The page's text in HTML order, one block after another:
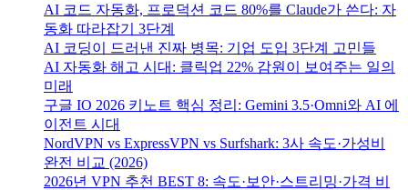
AI 코드 자동화, 프로덕션 코드 80%를 Claude가 쓴다: 자
동화 따라잡기 3단계
AI 코딩이 드러낸 진짜 병목: 기업 도입 3단계 고민들
AI 자동화 해고 시대: 클릭업 22% 감원이 보여주는 일의
미래
구글 IO 2026 키노트 핵심 정리: Gemini 3.5·Omni와 AI 에
이전트 시대
NordVPN vs ExpressVPN vs Surfshark: 3사 속도·가성비
완전 비교 (2026)
2026년 VPN 추천 BEST 8: 속도·보안·스트리밍·가격 비